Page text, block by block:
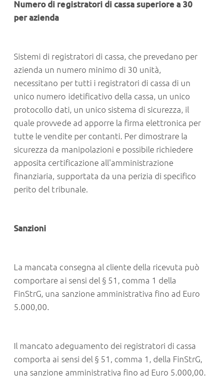
Numero di registratori di cassa superiore a 30
per azienda
Sistemi di registratori di cassa, che prevedano per
azienda un numero minimo di 30 unità,
necessitano per tutti i registratori di cassa di un
unico numero idetificativo della cassa, un unico
protocollo dati, un unico sistema di sicurezza, il
quale provvede ad apporre la firma elettronica per
tutte le vendite per contanti. Per dimostrare la
sicurezza da manipolazioni e possibile richiedere
apposita certificazione all'amministrazione
finanziaria, supportata da una perizia di specifico
perito del tribunale.
Sanzioni
La mancata consegna al cliente della ricevuta può
comportare ai sensi del § 51, comma 1 della
FinStrG, una sanzione amministrativa fino ad Euro
5.000,00.
Il mancato adeguamento dei registratori di cassa
comporta ai sensi del § 51, comma 1, della FinStrG,
una sanzione amministrativa fino ad Euro 5.000,00.